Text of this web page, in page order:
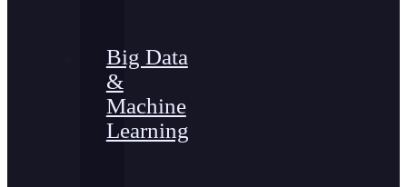
Big Data
&
Machine
Learning